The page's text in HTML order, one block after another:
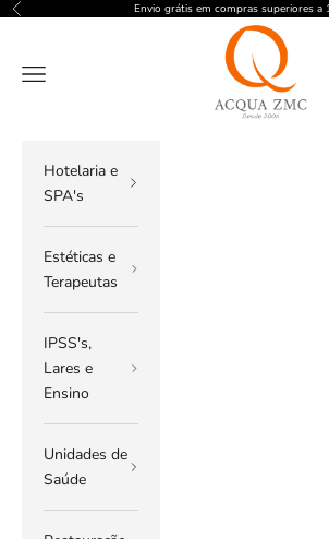
Pular para o conteúdo
Anterior Envio grátis em compras superiores a
ACQUA ZMC
Menu
Hotelaria e
SPA's
Estéticas e
Terapeutas
IPSS's,
Lares e
Ensino
Unidades de
Saúde